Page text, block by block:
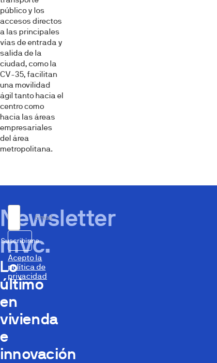
público y los
accesos directos
a las principales
vías de entrada y
salida de la
ciudad, como la
CV-35, facilitan
una movilidad
ágil tanto hacia el
centro como
hacia las áreas
empresariales
del área
metropolitana.
Newsletter
mvc.
Lo
último
en
vivienda
e
innovación
Email
Suscribirme
Acepto la
política de
privacidad